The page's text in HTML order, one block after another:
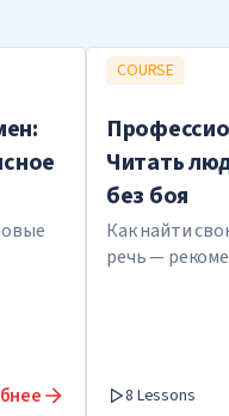
COURSE
Читать
без боя
Как найти
речь —
8 Lessons